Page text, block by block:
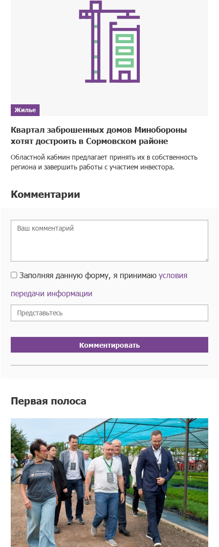
Жилье
Квартал заброшенных домов Минобороны
хотят достроить в Сормовском районе
Областной кабмин предлагает принять их в собственность
региона и завершить работы с участием инвестора.
Комментарии
Заполняя данную форму, я принимаюусловия
передачи информации
Комментировать
Первая полоса